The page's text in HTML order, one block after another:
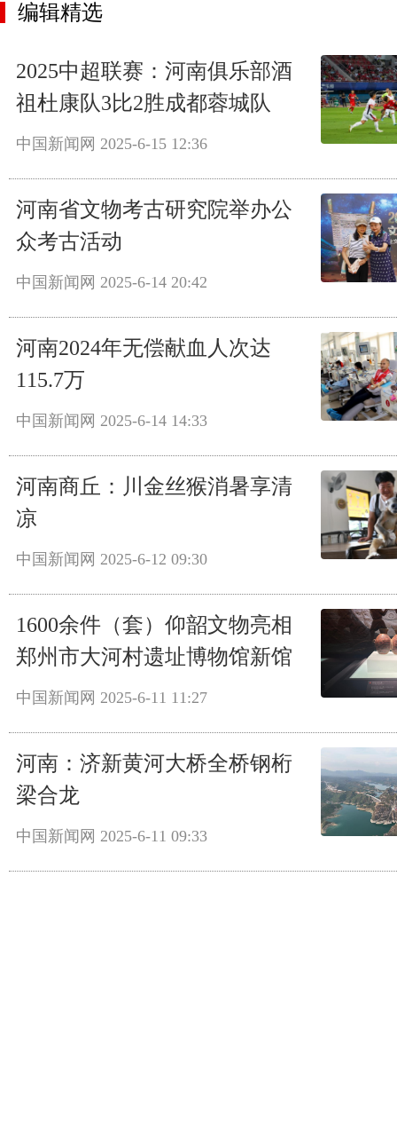
编辑精选
2025中超联赛：河南俱乐部酒
祖杜康队3比2胜成都蓉城队
中国新闻网 2025-6-15 12:36
河南省文物考古研究院举办公
众考古活动
中国新闻网 2025-6-14 20:42
河南2024年无偿献血人次达
115.7万
中国新闻网 2025-6-14 14:33
河南商丘：川金丝猴消暑享清
凉
中国新闻网 2025-6-12 09:30
1600余件（套）仰韶文物亮相
郑州市大河村遗址博物馆新馆
中国新闻网 2025-6-11 11:27
河南：济新黄河大桥全桥钢桁
梁合龙
中国新闻网 2025-6-11 09:33